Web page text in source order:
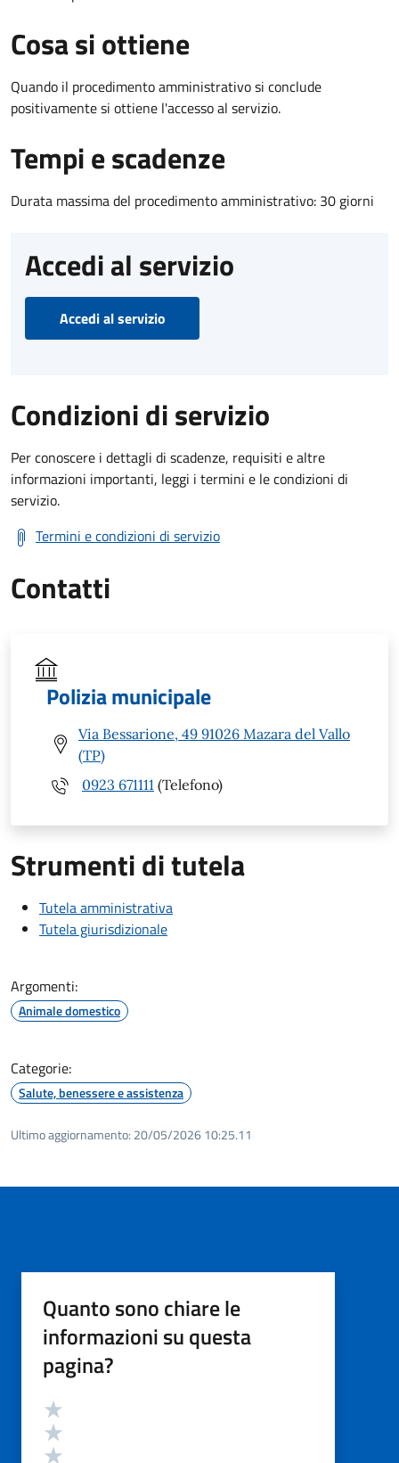
Cosa si ottiene
Quando il procedimento amministrativo si conclude
positivamente si ottiene l'accesso al servizio.
Tempi e scadenze
Durata massima del procedimento amministrativo: 30 giorni
Accedi al servizio
Accedi al servizio
Condizioni di servizio
Per conoscere i dettagli di scadenze, requisiti e altre
informazioni importanti, leggi i termini e le condizioni di
servizio.
Termini e condizioni di servizio
Contatti
Polizia municipale
Via Bessarione, 49 91026 Mazara del Vallo
(TP)
0923 671111 (Telefono)
Strumenti di tutela
Tutela amministrativa
Tutela giurisdizionale
Argomenti:
Animale domestico
Categorie:
Salute, benessere e assistenza
Ultimo aggiornamento: 20/05/2026 10:25.11
Quanto sono chiare le
informazioni su questa
pagina?
Valutazione